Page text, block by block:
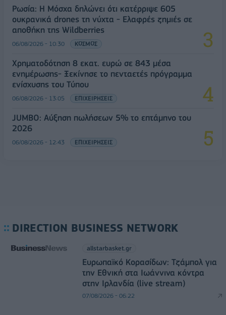
Ρωσία: Η Μόσχα δηλώνει ότι κατέρριψε 605
ουκρανικά drones τη νύχτα - Ελαφρές ζημιές σε
αποθήκη της Wildberries
06/08/2026 - 10:30 ΚΟΣΜΟΣ
Χρηματοδότηση 8 εκατ. ευρώ σε 843 μέσα
ενημέρωσης- Ξεκίνησε το πενταετές πρόγραμμα
ενίσχυσης του Τύπου
06/08/2026 - 13:05 ΕΠΙΧΕΙΡΗΣΕΙΣ
JUMBO: Αύξηση πωλήσεων 5% το επτάμηνο του
2026
06/08/2026 - 12:43 ΕΠΙΧΕΙΡΗΣΕΙΣ
DIRECTION BUSINESS NETWORK
allstarbasket.gr
Ευρωπαϊκό Κορασίδων: Τζάμπολ για
την Εθνική στα Ιωάννινα κόντρα
στην Ιρλανδία (live stream)
07/08/2026 - 06:22